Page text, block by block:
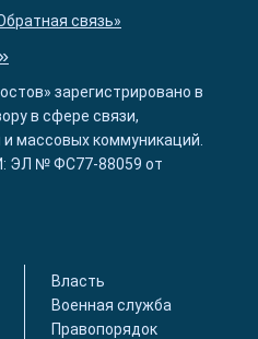
связь»
зарегистрировано в
в сфере связи,
массовых коммуникаций.
ЭЛ № ФС77-88059 от
Власть
Военная служба
Правопорядок